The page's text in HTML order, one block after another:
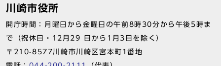
川崎市役所
開庁時間：月曜日から金曜日の午前8時30分から午後5時ま
で（祝休日・12月29 日から1月3日を除く）
〒210-8577川崎市川崎区宮本町1番地